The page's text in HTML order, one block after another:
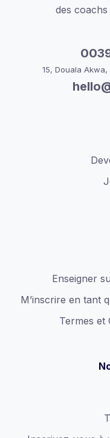
des
15, Douala
Enseigner
M’inscrire en tant
Termes et